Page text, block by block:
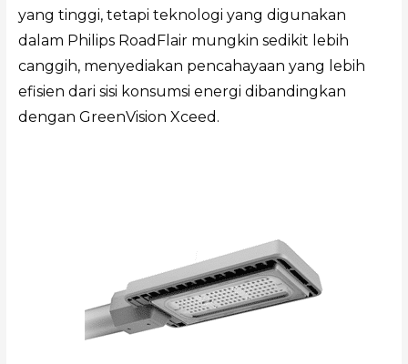
yang tinggi, tetapi teknologi yang digunakan
dalam Philips RoadFlair mungkin sedikit lebih
canggih, menyediakan pencahayaan yang lebih
efisien dari sisi konsumsi energi dibandingkan
dengan GreenVision Xceed.